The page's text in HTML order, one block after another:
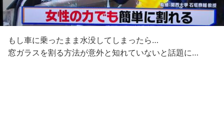
もし車に乗ったまま水没してしまったら…
窓ガラスを割る方法が意外と知れていないと話題に…